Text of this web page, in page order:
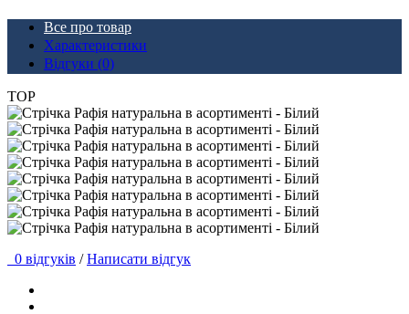
Все про товар
Характеристики
Відгуки (0)
TOP
0 відгуків / Написати відгук